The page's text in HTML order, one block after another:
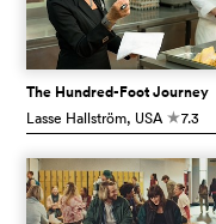
The Hundred-Foot Journey
Lasse Hallström, USA c7.3